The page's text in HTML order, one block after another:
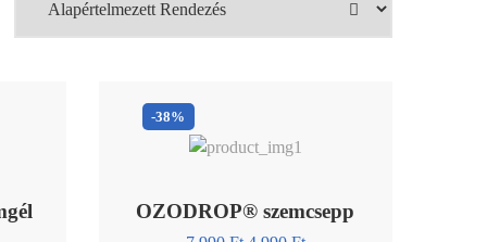
-38%
OZODROP® szemcsepp